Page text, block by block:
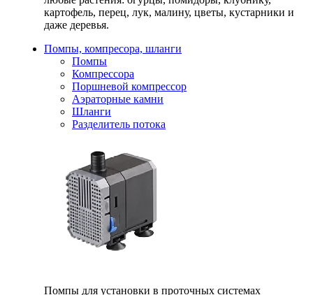
картофель, перец, лук, малину, цветы, кустарники и
даже деревья.
Помпы, компресора, шланги
Помпы
Компрессора
Поршневой компрессор
Аэраторные камни
Шланги
Разделитель потока
Помпы для установки в проточных системах